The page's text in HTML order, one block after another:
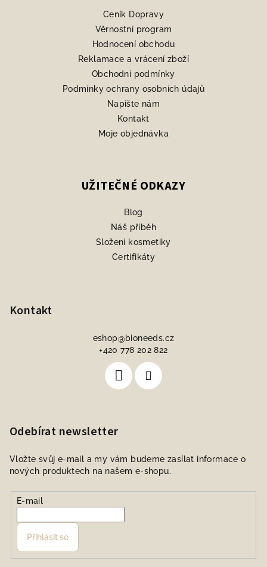
Ceník Dopravy
Věrnostní program
Hodnocení obchodu
Reklamace a vrácení zboží
Obchodní podmínky
Podmínky ochrany osobních údajů
Napište nám
Kontakt
Moje objednávka
UŽITEČNÉ ODKAZY
Blog
Náš příběh
Složení kosmetiky
Certifikáty
Kontakt
eshop@bioneeds.cz
+420 778 202 822
Odebírat newsletter
Vložte svůj e-mail a my vám budeme zasílat informace o
nových produktech na našem e-shopu.
E-mail
Přihlásit se